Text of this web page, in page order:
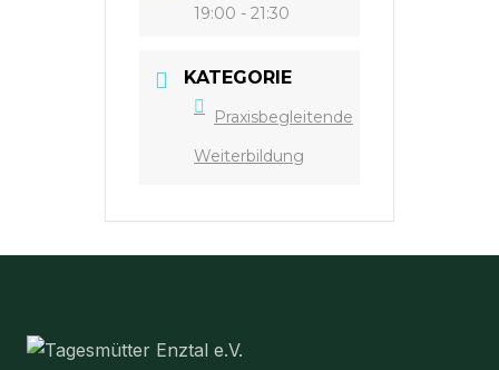
19:00 - 21:30
KATEGORIE
Praxisbegleitende
Weiterbildung